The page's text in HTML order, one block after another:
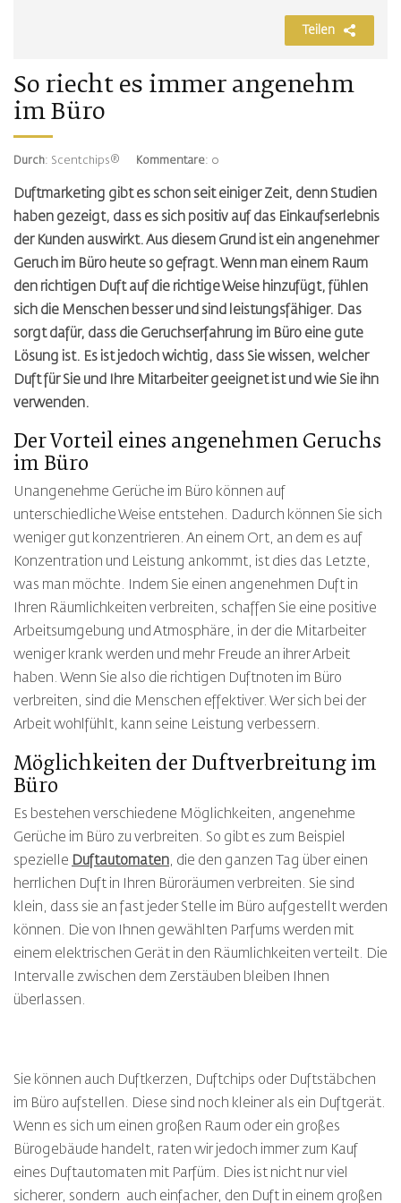
Teilen
So riecht es immer angenehm
im Büro
Durch: Scentchips® Kommentare: 0
Duftmarketing gibt es schon seit einiger Zeit, denn Studien
haben gezeigt, dass es sich positiv auf das Einkaufserlebnis
der Kunden auswirkt. Aus diesem Grund ist ein angenehmer
Geruch im Büro heute so gefragt. Wenn man einem Raum
den richtigen Duft auf die richtige Weise hinzufügt, fühlen
sich die Menschen besser und sind leistungsfähiger. Das
sorgt dafür, dass die Geruchserfahrung im Büro eine gute
Lösung ist. Es ist jedoch wichtig, dass Sie wissen, welcher
Duft für Sie und Ihre Mitarbeiter geeignet ist und wie Sie ihn
verwenden.
Der Vorteil eines angenehmen Geruchs
im Büro
Unangenehme Gerüche im Büro können auf
unterschiedliche Weise entstehen. Dadurch können Sie sich
weniger gut konzentrieren. An einem Ort, an dem es auf
Konzentration und Leistung ankommt, ist dies das Letzte,
was man möchte. Indem Sie einen angenehmen Duft in
Ihren Räumlichkeiten verbreiten, schaffen Sie eine positive
Arbeitsumgebung und Atmosphäre, in der die Mitarbeiter
weniger krank werden und mehr Freude an ihrer Arbeit
haben. Wenn Sie also die richtigen Duftnoten im Büro
verbreiten, sind die Menschen effektiver. Wer sich bei der
Arbeit wohlfühlt, kann seine Leistung verbessern.
Möglichkeiten der Duftverbreitung im
Büro
Es bestehen verschiedene Möglichkeiten, angenehme
Gerüche im Büro zu verbreiten. So gibt es zum Beispiel
spezielle Duftautomaten , die den ganzen Tag über einen
herrlichen Duft in Ihren Büroräumen verbreiten. Sie sind
klein, dass sie an fast jeder Stelle im Büro aufgestellt werden
können. Die von Ihnen gewählten Parfums werden mit
einem elektrischen Gerät in den Räumlichkeiten verteilt. Die
Intervalle zwischen dem Zerstäuben bleiben Ihnen
überlassen.
Sie können auch Duftkerzen, Duftchips oder Duftstäbchen
im Büro aufstellen. Diese sind noch kleiner als ein Duftgerät.
Wenn es sich um einen großen Raum oder ein großes
Bürogebäude handelt, raten wir jedoch immer zum Kauf
eines Duftautomaten mit Parfüm. Dies ist nicht nur viel
sicherer, sondern auch einfacher, den Duft in einem großen